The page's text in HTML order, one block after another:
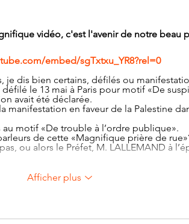
vidéo, c'est l'avenir de notre beau
embed/sgTxtxu_YR8?rel=0
je dis bien certains, défilés ou
le 13 mai à Paris pour motif «De
avait été déclarée.
manifestation en faveur de la Palestine
motif «De trouble à l’ordre publique».
de cette «Magnifique prière de
ou alors le Préfet, M. LALLEMAND à
Afficher plus